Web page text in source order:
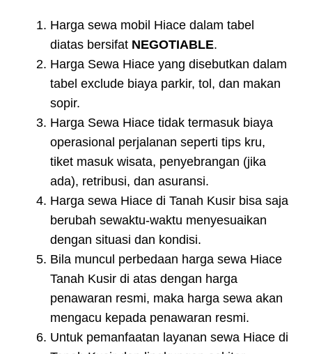
Harga sewa mobil Hiace dalam tabel
diatas bersifat NEGOTIABLE.
Harga Sewa Hiace yang disebutkan dalam
tabel exclude biaya parkir, tol, dan makan
sopir.
Harga Sewa Hiace tidak termasuk biaya
operasional perjalanan seperti tips kru,
tiket masuk wisata, penyebrangan (jika
ada), retribusi, dan asuransi.
Harga sewa Hiace di Tanah Kusir bisa saja
berubah sewaktu-waktu menyesuaikan
dengan situasi dan kondisi.
Bila muncul perbedaan harga sewa Hiace
Tanah Kusir di atas dengan harga
penawaran resmi, maka harga sewa akan
mengacu kepada penawaran resmi.
Untuk pemanfaatan layanan sewa Hiace di